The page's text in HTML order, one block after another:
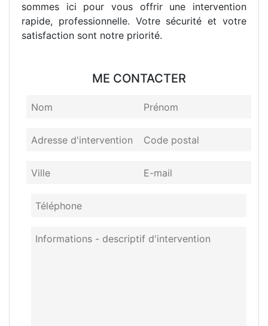
sommes ici pour vous offrir une intervention
rapide, professionnelle. Votre sécurité et votre
satisfaction sont notre priorité.
ME CONTACTER